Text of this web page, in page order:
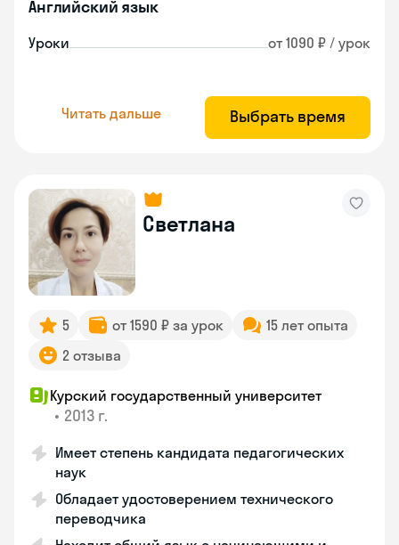
Английский язык
Уроки от 1090 ₽ / урок
Читать дальше Выбрать время
Светлана
5 от 1590 ₽ за урок
15 лет опыта
2 отзыва
Курский государственный университет
• 2013 г.
Имеет степень кандидата педагогических
наук
Обладает удостоверением технического
переводчика